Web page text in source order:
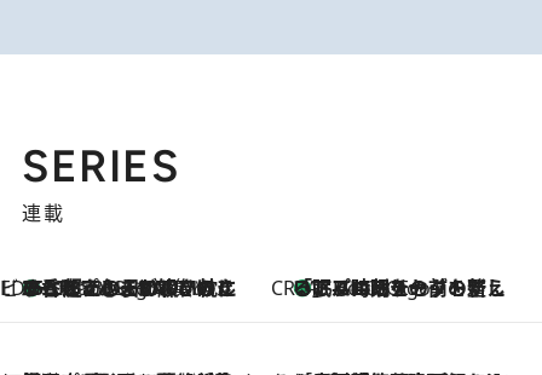
SERIES
連載
ビューティいいもの集め EDITORS' BEST
5 Hours Ago
35℃超えの日の夜、枕にひと吹き！ BAUMのルームスプレーが、ひのきの香りで心まで解きほぐす CREA'S CHOICE
5 Hours Ago
「眠る時刻をセットする」——眠りの前を整える、バルミューダの新しいアプローチ